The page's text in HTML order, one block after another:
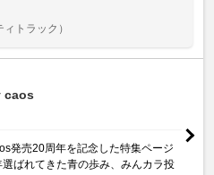
トラック）
caos
発売20周年を記念した特集ページ
ばれてきた青の歩み、みんカラ投